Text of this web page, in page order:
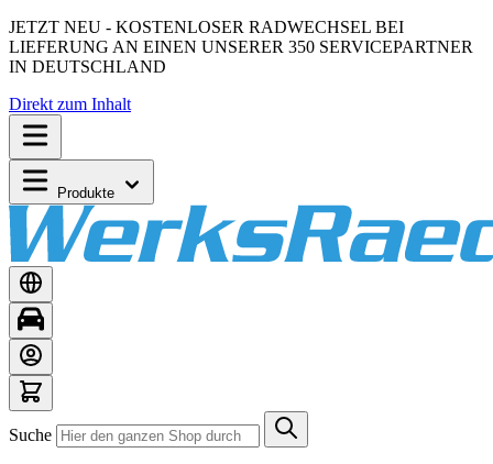
JETZT NEU - KOSTENLOSER RADWECHSEL BEI
LIEFERUNG AN EINEN UNSERER 350 SERVICEPARTNER
IN DEUTSCHLAND
Direkt zum Inhalt
Produkte
Suche